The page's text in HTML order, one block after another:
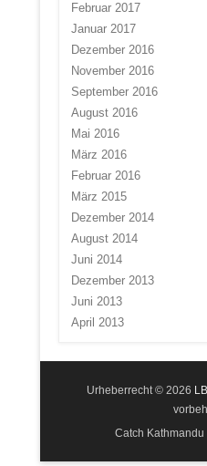
Februar 2017
Januar 2017
Dezember 2016
November 2016
September 2016
August 2016
Mai 2016
März 2016
Februar 2016
März 2015
Dezember 2014
August 2014
Juni 2014
Dezember 2013
Juni 2013
April 2013
Urheberrecht © 2026
Catch Kathmandu